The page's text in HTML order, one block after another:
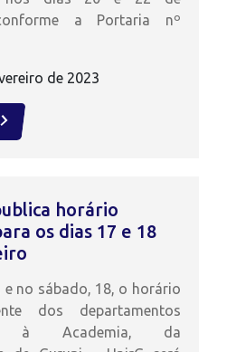
a Portaria nº
de 2023
horário
os dias 17 e 18
e no sábado, 18, o horário
dos departamentos
à Academia, da